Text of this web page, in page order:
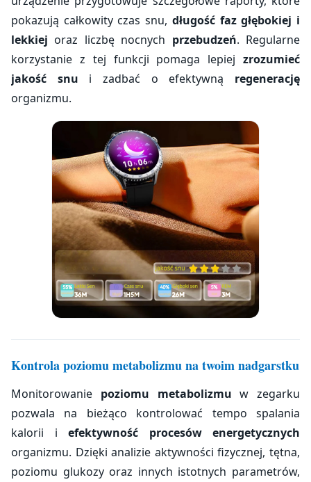
pokazują całkowity czas snu, długość faz głębokiej i
lekkiej oraz liczbę nocnych przebudzeń. Regularne
korzystanie z tej funkcji pomaga lepiej zrozumieć
jakość snu i zadbać o efektywną regenerację
organizmu.
Kontrola poziomu metabolizmu na twoim nadgarstku
Monitorowanie poziomu metabolizmu w zegarku
pozwala na bieżąco kontrolować tempo spalania
kalorii i efektywność procesów energetycznych
organizmu. Dzięki analizie aktywności fizycznej, tętna,
poziomu glukozy oraz innych istotnych parametrów,